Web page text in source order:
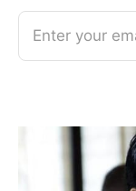
Enter your